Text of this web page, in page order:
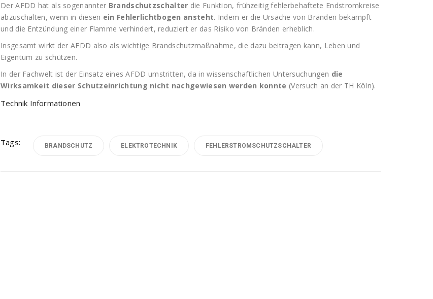
Der AFDD hat als sogenannter Brandschutzschalter die Funktion, frühzeitig fehlerbehaftete Endstromkreise
abzuschalten, wenn in diesen ein Fehlerlichtbogen ansteht. Indem er die Ursache von Bränden bekämpft
und die Entzündung einer Flamme verhindert, reduziert er das Risiko von Bränden erheblich.
Insgesamt wirkt der AFDD also als wichtige Brandschutzmaßnahme, die dazu beitragen kann, Leben und
Eigentum zu schützen.
In der Fachwelt ist der Einsatz eines AFDD umstritten, da in wissenschaftlichen Untersuchungen die
Wirksamkeit dieser Schutzeinrichtung nicht nachgewiesen werden konnte (Versuch an der TH Köln).
Technik Informationen
Tags: BRANDSCHUTZ ELEKTROTECHNIK FEHLERSTROMSCHUTZSCHALTER